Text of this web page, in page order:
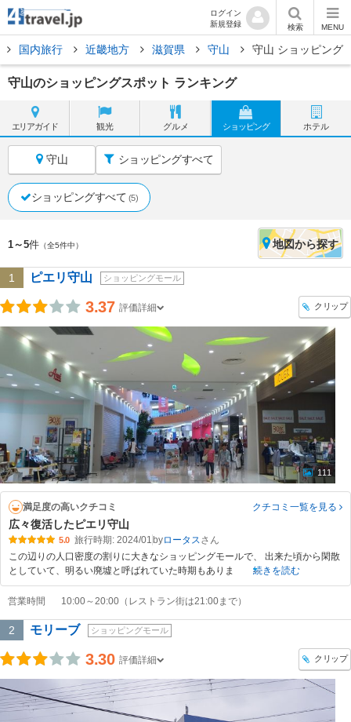
ログイン
新規登録
検索 MENU
国内旅行 近畿地方 滋賀県 守山 守山 ショッピング
守山のショッピングスポット ランキング
エリアガイド 観光 グルメ ショッピング ホテル
守山 ショッピングすべて
ショッピングすべて (5)
1～5件 （全5件中） 地図から探す
1 ピエリ守山 ショッピングモール
3.37 評価詳細 クリップ
111
満足度の高いクチコミ クチコミ一覧を見る
広々復活したピエリ守山
5.0 旅行時期: 2024/01 byロータス
この辺りの人口密度の割りに大きなショッピングモールで、 出来た頃から閑散
としていて、明るい廃墟と呼ばれていた時期もありま
続きを読む
営業時間 10:00～20:00（レストラン街は21:00まで）
2 モリーブ ショッピングモール
3.30 評価詳細 クリップ